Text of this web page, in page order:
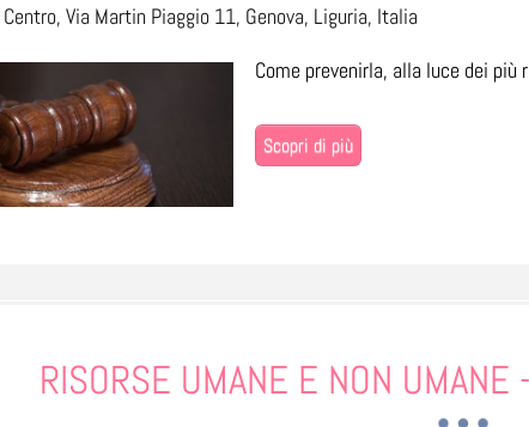
Via Martin Piaggio 11, Genova, Liguria, Italia
Come prevenirla, alla luce dei
Scopri di più
RISORSE UMANE E NON